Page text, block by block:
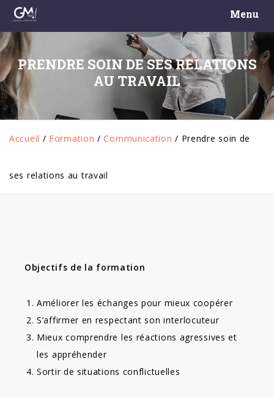
Menu
PRENDRE SOIN DE SES RELATIONS
AU TRAVAIL
Accueil / Formation /Communication / Prendre soin de
ses relations au travail
Objectifs de la formation
Améliorer les échanges pour mieux coopérer
S’affirmer en respectant son interlocuteur
Mieux comprendre les réactions agressives et
les appréhender
Sortir de situations conflictuelles